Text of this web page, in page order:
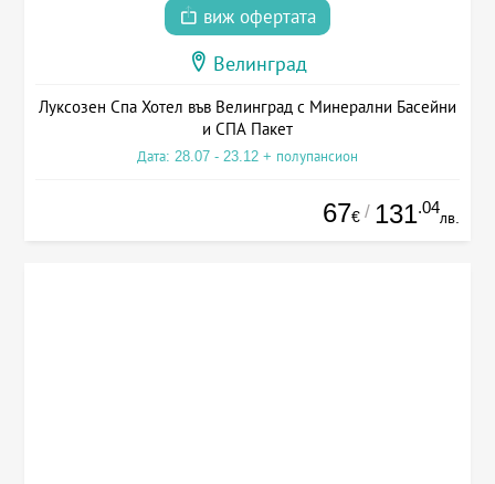
виж офертата
Велинград
Луксозен Спа Хотел във Велинград с Минерални Басейни
и СПА Пакет
Дата: 28.07 - 23.12 + полупансион
67€ / 131.04
лв.